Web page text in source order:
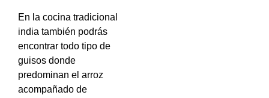
En la cocina tradicional
india también podrás
encontrar todo tipo de
guisos donde
predominan el arroz
acompañado de